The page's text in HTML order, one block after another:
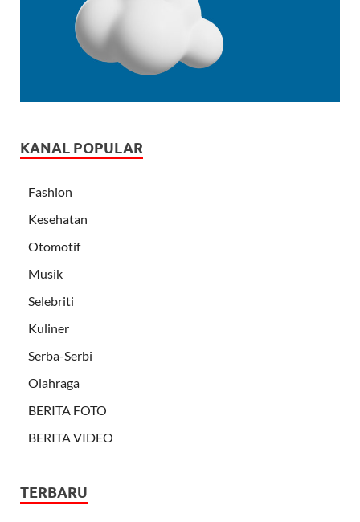
KANAL POPULAR
Fashion
Kesehatan
Otomotif
Musik
Selebriti
Kuliner
Serba-Serbi
Olahraga
BERITA FOTO
BERITA VIDEO
TERBARU